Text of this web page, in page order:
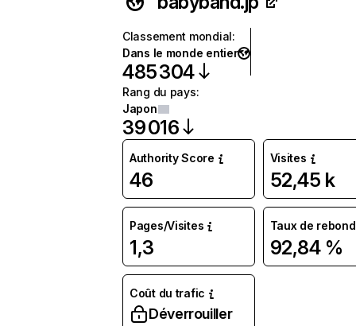
Classement mondial:
Dans le monde entier
485 304
Rang du pays:
Japon
39 016
Authority Score
46
Visites
52,45 k
Pages/Visites
1,3
Taux de rebond
92,84 %
Coût du trafic
Déverrouiller